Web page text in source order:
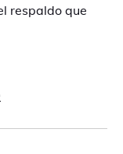
respaldo que